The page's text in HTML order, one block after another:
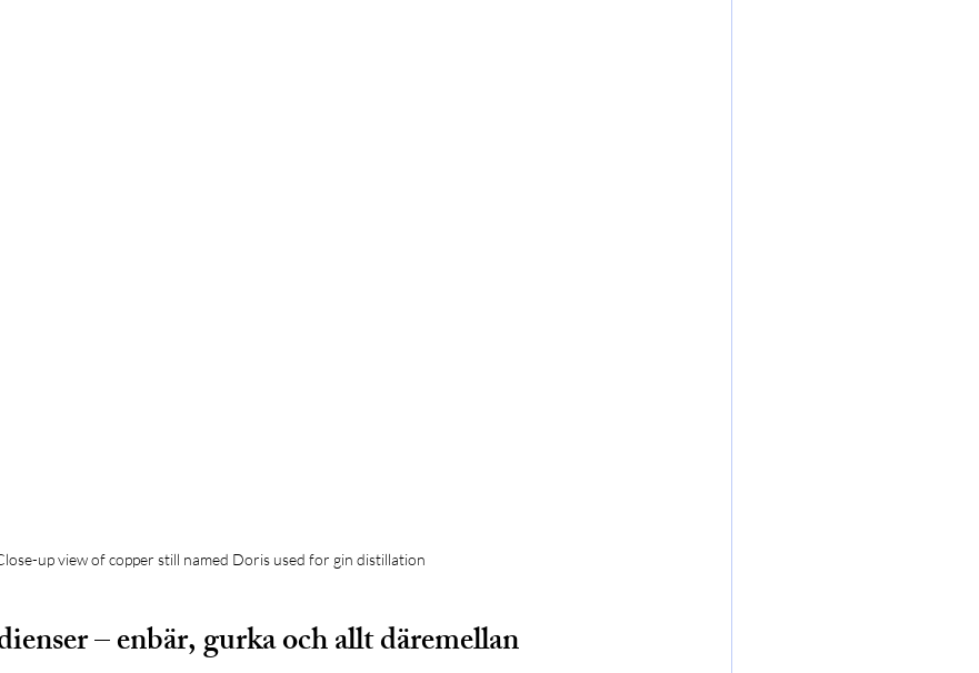
up view of copper still named Doris used for gin distillation
– enbär, gurka och allt däremellan